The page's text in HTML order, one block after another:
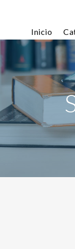
Inicio